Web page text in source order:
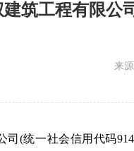
筑工程有限公
来
司(统一社会信用代码